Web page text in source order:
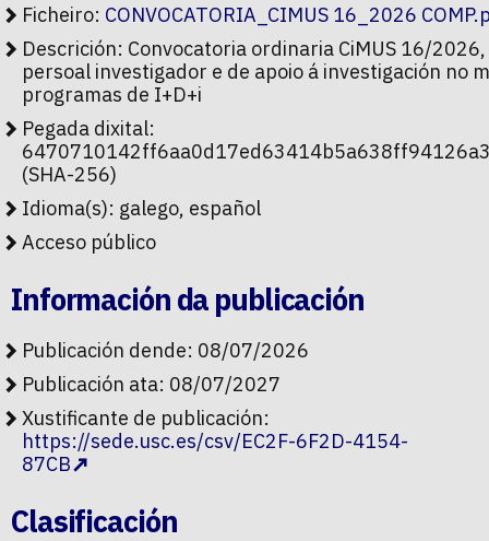
Ficheiro: CONVOCATORIA_CIMUS 16_2026
Descrición: Convocatoria ordinaria CiMUS 16/
persoal investigador e de apoio á investigación no
programas de I+D+i
Pegada dixital:
(SHA-256)
Idioma(s): galego, español
Acceso público
Información da publicación
Publicación dende: 08/07/2026
Publicación ata: 08/07/2027
Xustificante de publicación:
https://sede.usc.es/csv/EC2F-6F2D-4154-
87CB
Clasificación